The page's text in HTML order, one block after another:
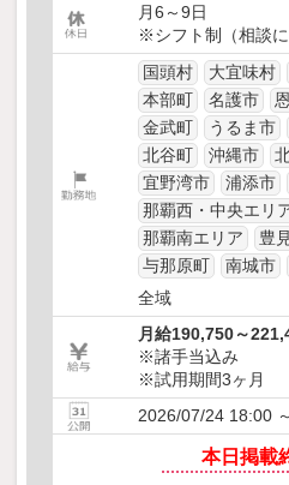
月6～9日
※シフト制（相談に
国頭村
大宜味村
本部町
名護市
金武町
うるま市
北谷町
沖縄市
宜野湾市
浦添市
那覇西・中央エリ
那覇南エリア
豊
与那原町
南城市
全域
月給190,750～
※諸手当込み
※試用期間3ヶ月
2026/07/24 18:00
本日掲載